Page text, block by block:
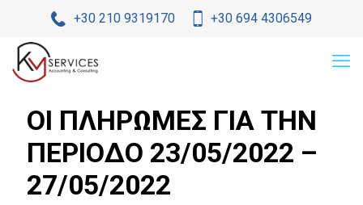
+30 210 9319170 +30 694 4306549
ΟΙ ΠΛΗΡΩΜΕΣ ΓΙΑ ΤΗΝ
ΠΕΡΙΟΔΟ 23/05/2022 –
27/05/2022